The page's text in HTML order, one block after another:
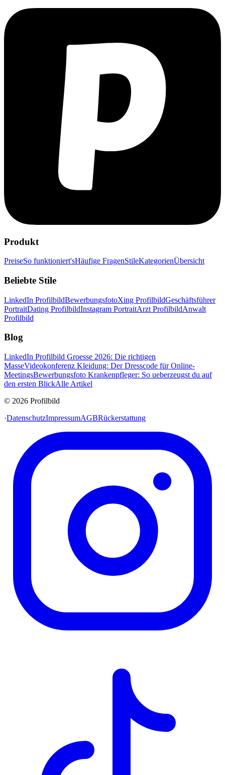
Produkt
PreiseSo funktioniert'sHäufige FragenStileKategorienÜbersicht
Beliebte Stile
LinkedIn ProfilbildBewerbungsfotoXing ProfilbildGeschäftsführer
PortraitDating ProfilbildInstagram PortraitArzt ProfilbildAnwalt
Profilbild
Blog
LinkedIn Profilbild Groesse 2026: Die richtigen
MasseVideokonferenz Kleidung: Der Dresscode für Online-
MeetingsBewerbungsfoto Krankenpfleger: So ueberzeugst du auf
den ersten BlickAlle Artikel
© 2026 Profilbild
·DatenschutzImpressumAGBRückerstattung